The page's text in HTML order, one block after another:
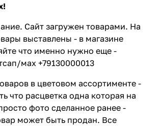
Сайт загружен товарами. На
выставлены - в магазине
что именно нужно еще -
мах +79130000013
в цветовом ассортименте -
что расцветка одна которая на
фото сделанное ранее -
может быть продан. Все